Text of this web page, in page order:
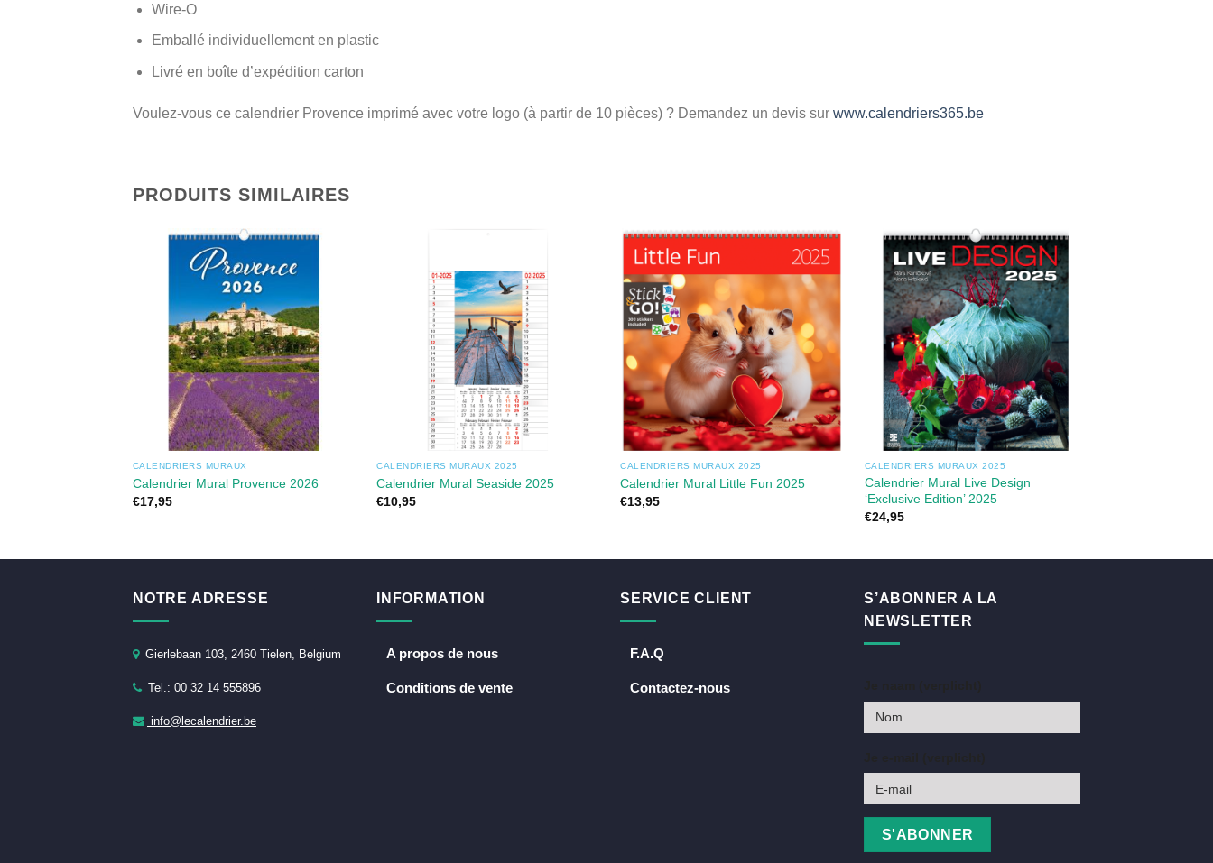
Wire-O
Emballé individuellement en plastic
Livré en boîte d’expédition carton
Voulez-vous ce calendrier Provence imprimé avec votre logo (à partir de 10 pièces) ? Demandez un devis sur www.calendriers365.be
PRODUITS SIMILAIRES
CALENDRIERS MURAUX
Calendrier Mural Provence 2026
€17,95
CALENDRIERS MURAUX 2025
Calendrier Mural Seaside 2025
€10,95
CALENDRIERS MURAUX 2025
Calendrier Mural Little Fun 2025
€13,95
CALENDRIERS MURAUX 2025
Calendrier Mural Live Design
‘Exclusive Edition’ 2025
€24,95
NOTRE ADRESSE
Gierlebaan 103, 2460 Tielen, Belgium
Tel.: 00 32 14 555896
info@lecalendrier.be
INFORMATION
A propos de nous
Conditions de vente
SERVICE CLIENT
F.A.Q
Contactez-nous
S’ABONNER A LA
NEWSLETTER